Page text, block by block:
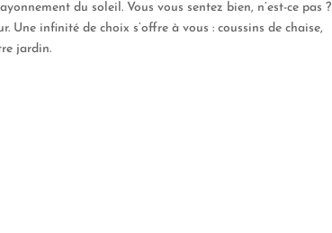
du soleil. Vous vous sentez bien, n’est-ce pas ?
Une infinité de choix s’offre à vous : coussins de chaise,
jardin.